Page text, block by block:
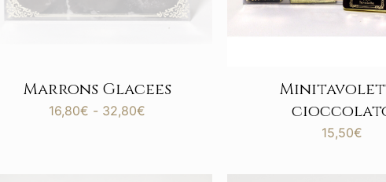
Marrons Glacees
16,80€ - 32,80€
15,50€